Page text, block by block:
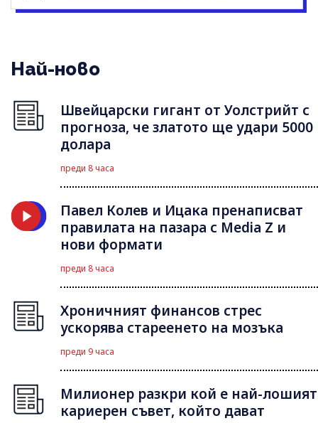
Най-ново
Швейцарски гигант от Уолстрийт с
прогноза, че златото ще удари 5000
долара
преди 8 часа
Павел Колев и Ицака пренаписват
правилата на пазара с Media Z и
нови формати
преди 8 часа
Хроничният финансов стрес
ускорява стареенето на мозъка
преди 9 часа
Милионер разкри кой е най-лошият
кариерен съвет, който дават